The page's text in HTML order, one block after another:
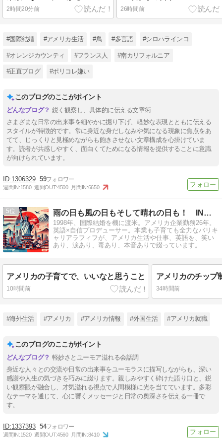
2時間20分前 26時間前
#国際結婚 #アメリカ生活 #鳥 #多言語 #シロハラインコ
#オレンジカウンティ #フランス人 #南カリフォルニア
#正直ブログ #ポリコレ嫌い
このブログのここがポイント
鋭く観察し、具体的に伝える文章術
さまざまな日常の出来事を細やかに掘り下げ、軽妙な表現とともに伝える
スタイルが特徴的です。常に身近な身だしなみや気になる現象に焦点をあ
てて、じっくりと見極めながらも飽きさせない文章構成を心掛けていま
す。読者が共感しやすく、面白くてためになる情報を提供することに意識
が向けられています。
1306329 59
週間IN:1580 週間OUT:4500 月間IN:6650
5 雨の日も風の日もそして晴れの日も！ IN アメリカ
1998年、国際結婚を機に渡米。アメリカ企業勤務26年。
英語×自信プロデューサー。本業も子育ても全力なバリキ
ャリアラフィフが、アメリカ生活や仕事、英語を、笑い
あり、涙あり、毒あり、本音ありで綴っています。
アメリカの子育てで、いいなと思うこと
10時間前 34時間前
#海外生活 #アメリカ #アメリカ情報 #外国生活 #アメリカ就職
このブログのここがポイント
軽妙さとユーモア溢れる会話調
身近な人々との交流や日常の出来事をユーモラスに描写しながらも、深い
感謝や人生の気づきを巧みに綴ります。親しみやすく砕けた語り口と、鋭
い観察眼が融合し、才気溢れる視点で人間模様に光を当てています。多彩
なテーマを通じて、心に響くメッセージと日常の奥深さを伝える一冊で
す。
1337393 54
週間IN:1520 週間OUT:4560 月間IN:8410